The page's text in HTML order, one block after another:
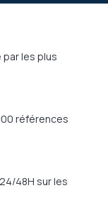
les plus
références
48H sur les